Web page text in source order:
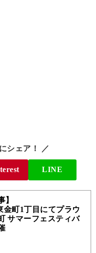
シェア！ ／
LINE
】
金町1丁目にてプラウ
サマーフェスティバ